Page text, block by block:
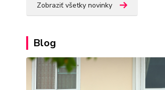
Zobraziť všetky novinky
Blog